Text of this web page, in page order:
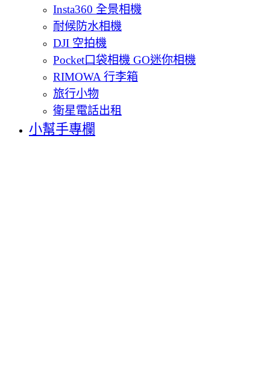
Insta360 全景相機
耐候防水相機
DJI 空拍機
Pocket口袋相機 GO迷你相機
RIMOWA 行李箱
旅行小物
衛星電話出租
小幫手專欄